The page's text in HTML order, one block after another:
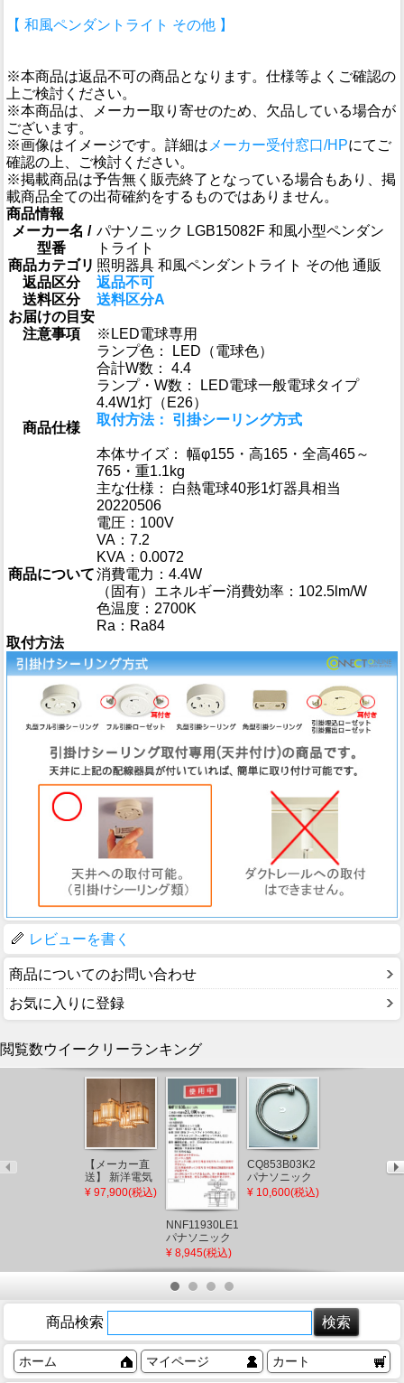
【 和風ペンダントライト その他 】
※本商品は返品不可の商品となります。仕様等よくご確認の
上ご検討ください。
※本商品は、メーカー取り寄せのため、欠品している場合が
ございます。
※画像はイメージです。詳細はメーカー受付窓口/HPにてご
確認の上、ご検討ください。
※掲載商品は予告無く販売終了となっている場合もあり、掲
載商品全ての出荷確約をするものではありません。
商品情報
メーカー名 /
型番
パナソニック LGB15082F 和風小型ペンダン
トライト
商品カテゴリ 照明器具 和風ペンダントライト その他 通販
返品区分
返品不可
送料区分
送料区分A
お届けの目安
注意事項
※LED電球専用
商品仕様
ランプ色： LED（電球色）
合計W数： 4.4
ランプ・W数： LED電球一般電球タイプ
4.4W1灯（E26）
取付方法： 引掛シーリング方式
本体サイズ： 幅φ155・高165・全高465～
765・重1.1kg
主な仕様： 白熱電球40形1灯器具相当
20220506
商品について
電圧：100V
VA：7.2
KVA：0.0072
消費電力：4.4W
（固有）エネルギー消費効率：102.5lm/W
色温度：2700K
Ra：Ra84
取付方法
レビューを書く
商品についてのお問い合わせ
お気に入りに登録
閲覧数ウイークリーランキング
【メーカー直
送】 新洋電気
冊 和風ペンダ
¥ 97,900(税込)
NNF11930LE1
パナソニック
標示灯
色）
¥ 8,945(税込)
CQ853B03K2
パナソニック
シャワーホー
¥ 10,600(税込)
パナソニック
角型ダウンラ
¥ 4,861(税込)
商品検索
ホーム マイページ カート